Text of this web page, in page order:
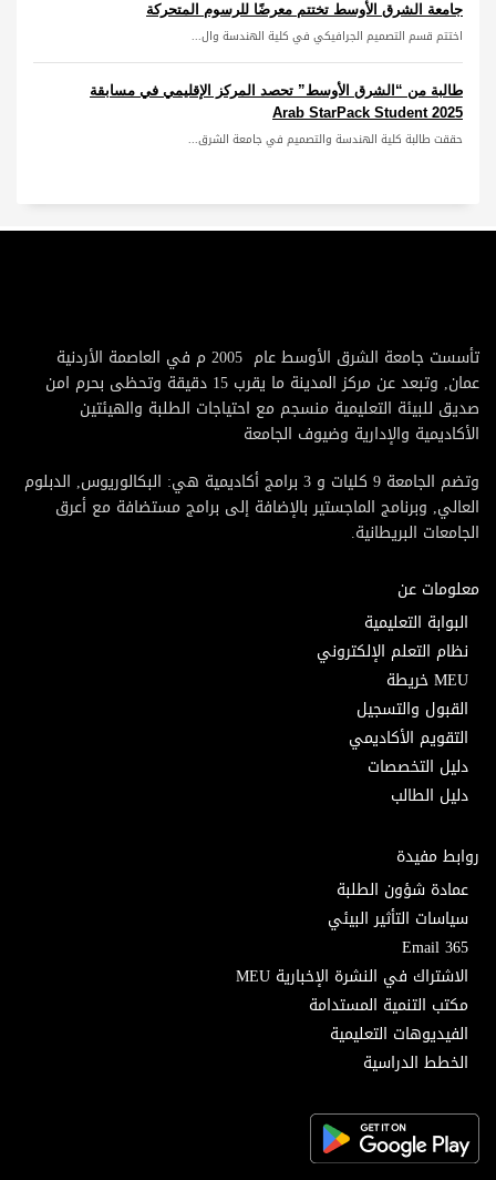
جامعة الشرق الأوسط تختتم معرضًا للرسوم المتحركة
اختتم قسم التصميم الجرافيكي في كلية الهندسة وال...
طالبة من “الشرق الأوسط” تحصد المركز الإقليمي في مسابقة
Arab StarPack Student 2025
حققت طالبة كلية الهندسة والتصميم في جامعة الشرق...
تأسست جامعة الشرق الأوسط عام 2005 م في العاصمة الأردنية
عمان, وتبعد عن مركز المدينة ما يقرب 15 دقيقة وتحظى بحرم امن
صديق للبيئة التعليمية منسجم مع احتياجات الطلبة والهيئتين
الأكاديمية والإدارية وضيوف الجامعة
وتضم الجامعة 9 كليات و 3 برامج أكاديمية هي: البكالوريوس, الدبلوم
العالي, وبرنامج الماجستير بالإضافة إلى برامج مستضافة مع أعرق
الجامعات البريطانية.
معلومات عن
البوابة التعليمية
نظام التعلم الإلكتروني
MEU خريطة
القبول والتسجيل
التقويم الأكاديمي
دليل التخصصات
دليل الطالب
روابط مفيدة
عمادة شؤون الطلبة
سياسات التأثير البيئي
Email 365
الاشتراك في النشرة الإخبارية MEU
مكتب التنمية المستدامة
الفيديوهات التعليمية
الخطط الدراسية